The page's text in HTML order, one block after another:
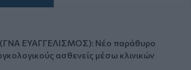
ΕΥΑΓΓΕΛΙΣΜΟΣ): Νέο παράθυρο
ασθενείς μέσω κλινικών